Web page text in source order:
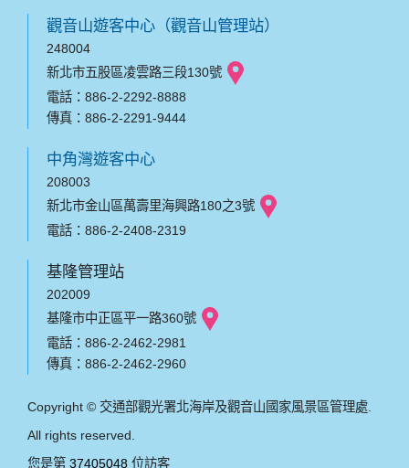
觀音山遊客中心（觀音山管理站）
248004
新北市五股區凌雲路三段130號
電話：886-2-2292-8888
傳真：886-2-2291-9444
中角灣遊客中心
208003
新北市金山區萬壽里海興路180之3號
電話：886-2-2408-2319
基隆管理站
202009
基隆市中正區平一路360號
電話：886-2-2462-2981
傳真：886-2-2462-2960
Copyright © 交通部觀光署北海岸及觀音山國家風景區管理處.
All rights reserved.
您是第 37405048 位訪客